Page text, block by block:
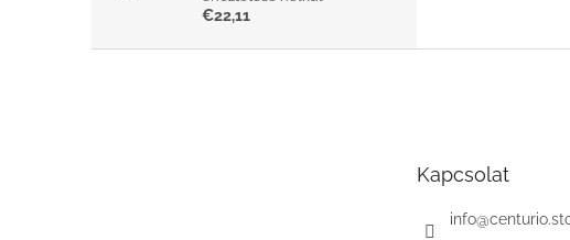
€22,11
Kapcsolat
info@